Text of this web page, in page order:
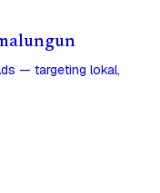
— targeting lokal,